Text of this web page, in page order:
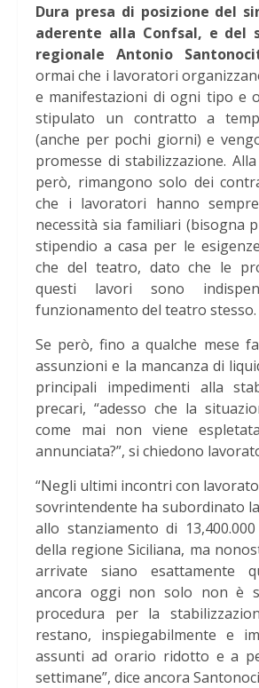
Dura presa di posizione del
aderente alla Confsal, e del
regionale Antonio
ormai che i lavoratori
e manifestazioni di ogni tipo e
stipulato un contratto a
(anche per pochi giorni) e
promesse di stabilizzazione.
però, rimangono solo dei
che i lavoratori hanno
necessità sia familiari (bisogna
stipendio a casa per le
che del teatro, dato che le
questi lavori sono
funzionamento del teatro stesso.
Se però, fino a qualche mese
assunzioni e la mancanza di
principali impedimenti alla
precari, “adesso che la
come mai non viene
annunciata?”, si chiedono
“Negli ultimi incontri con
sovrintendente ha subordinato
allo stanziamento di
della regione Siciliana, ma
arrivate siano esattamente
ancora oggi non solo non è
procedura per la
restano, inspiegabilmente e
assunti ad orario ridotto e a
settimane”, dice ancora